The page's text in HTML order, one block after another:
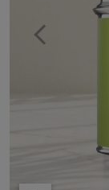
Previous